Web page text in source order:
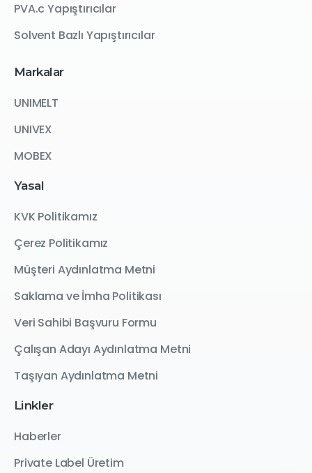
PVA.c Yapıştırıcılar
Solvent Bazlı Yapıştırıcılar
Markalar
UNIMELT
UNIVEX
MOBEX
Yasal
KVK Politikamız
Çerez Politikamız
Müşteri Aydınlatma Metni
Saklama ve İmha Politikası
Veri Sahibi Başvuru Formu
Çalışan Adayı Aydınlatma Metni
Taşıyan Aydınlatma Metni
Linkler
Haberler
Private Label Üretim